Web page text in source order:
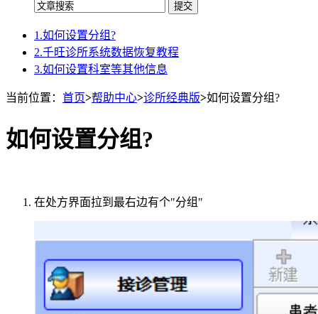
1.如何设置分组?
2.千旺诊所系统数据恢复教程
3.如何设置科室等其他信息
当前位置： 首页>帮助中心>诊所经典版>如何设置分组?
如何设置分组?
在处方界面拉到最右边有个"分组"